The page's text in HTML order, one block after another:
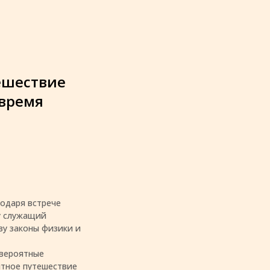
встрече
служащий
законы физики и
путешествие